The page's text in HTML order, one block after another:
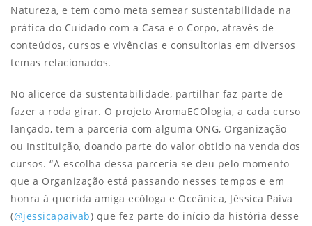
Natureza, e tem como meta semear sustentabilidade na
prática do Cuidado com a Casa e o Corpo, através de
conteúdos, cursos e vivências e consultorias em diversos
temas relacionados.
No alicerce da sustentabilidade, partilhar faz parte de
fazer a roda girar. O projeto AromaECOlogia, a cada curso
lançado, tem a parceria com alguma ONG, Organização
ou Instituição, doando parte do valor obtido na venda dos
cursos. “A escolha dessa parceria se deu pelo momento
que a Organização está passando nesses tempos e em
honra à querida amiga ecóloga e Oceânica, Jéssica Paiva
(@jessicapaivab) que fez parte do início da história desse